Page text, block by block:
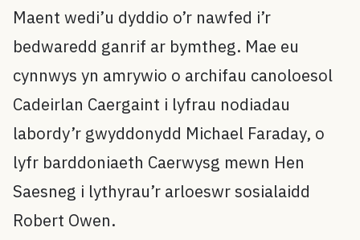
Maent wedi’u dyddio o’r nawfed i’r
bedwaredd ganrif ar bymtheg. Mae eu
cynnwys yn amrywio o archifau canoloesol
Cadeirlan Caergaint i lyfrau nodiadau
labordy’r gwyddonydd Michael Faraday, o
lyfr barddoniaeth Caerwysg mewn Hen
Saesneg i lythyrau’r arloeswr sosialaidd
Robert Owen.